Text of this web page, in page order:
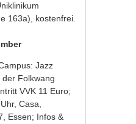
163a), kostenfrei.
Jazz
der Folkwang
VVK 11 Euro;
Casa,
Essen; Infos &